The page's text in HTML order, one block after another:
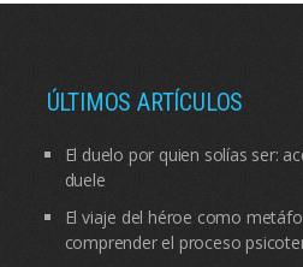
ÚLTIMOS ARTÍCULOS
El duelo por quien solías ser:
duele
El viaje del héroe como
comprender el proceso